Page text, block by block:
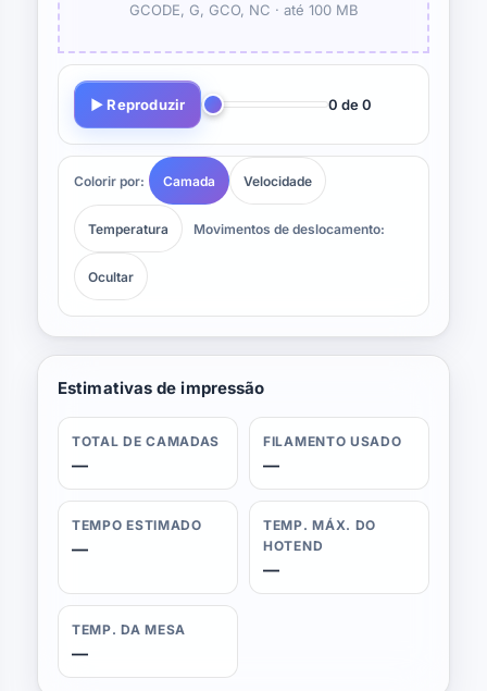
GCODE, G, GCO, NC · até 100 MB
▶ Reproduzir 0 de 0
Colorir por: Camada Velocidade
Temperatura Movimentos de deslocamento:
Ocultar
Estimativas de impressão
TOTAL DE CAMADAS
—
FILAMENTO USADO
—
TEMPO ESTIMADO
—
TEMP. MÁX. DO
HOTEND
—
TEMP. DA MESA
—